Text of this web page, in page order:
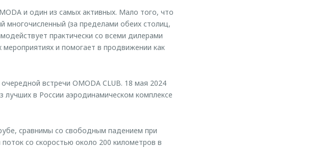
и один из самых активных. Мало того, что
многочисленный (за пределами обеих столиц,
практически со всеми дилерами
мероприятиях и помогает в продвижении как
встречи OMODA CLUB. 18 мая 2024
в России аэродинамическом комплексе
сравнимы со свободным падением при
со скоростью около 200 километров в